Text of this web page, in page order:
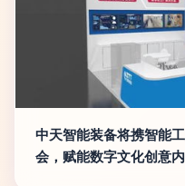
中天智能装备将携智能
会，赋能数字文化创意